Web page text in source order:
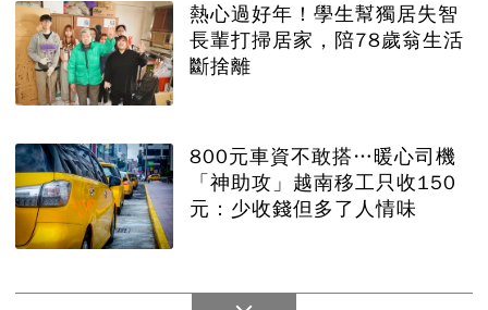
熱心過好年！學生幫獨居失智
長輩打掃居家，陪78歲翁生活
斷捨離
800元車資不敢搭…暖心司機
「神助攻」越南移工只收150
元：少收錢但多了人情味